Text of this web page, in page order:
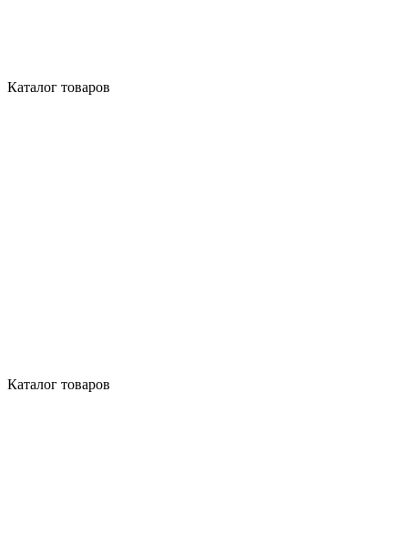
Каталог товаров
Каталог товаров